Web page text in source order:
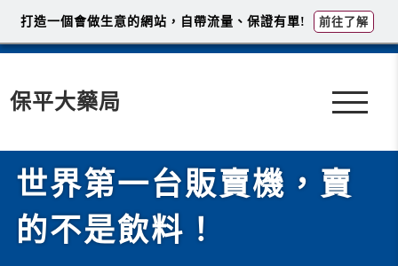
保平大藥局
世界第一台販賣機，賣
的不是飲料！
打造一個會做生意的網站，自帶流量、保證有單! 前往了解